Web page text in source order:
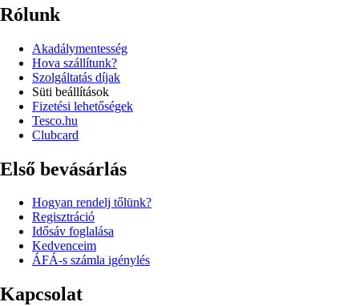
Rólunk
Akadálymentesség
Hova szállítunk?
Szolgáltatás díjak
Süti beállítások
Fizetési lehetőségek
Tesco.hu
Clubcard
Első bevásárlás
Hogyan rendelj tőlünk?
Regisztráció
Idősáv foglalása
Kedvenceim
ÁFÁ-s számla igénylés
Kapcsolat